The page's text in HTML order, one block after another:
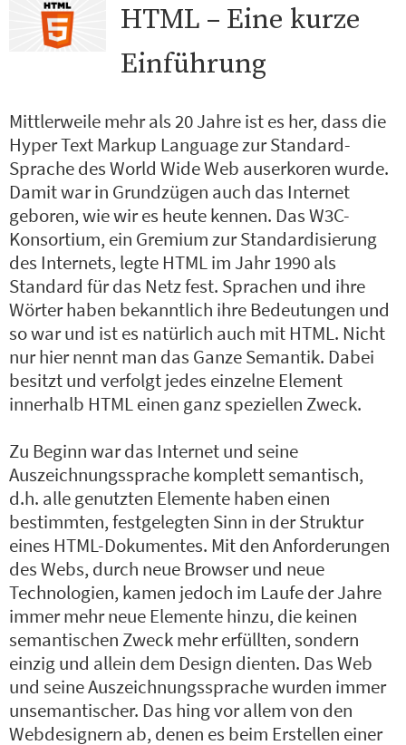
HTML – Eine kurze
Einführung
Mittlerweile mehr als 20 Jahre ist es her, dass die
Hyper Text Markup Language zur Standard-
Sprache des World Wide Web auserkoren wurde.
Damit war in Grundzügen auch das Internet
geboren, wie wir es heute kennen. Das W3C-
Konsortium, ein Gremium zur Standardisierung
des Internets, legte HTML im Jahr 1990 als
Standard für das Netz fest. Sprachen und ihre
Wörter haben bekanntlich ihre Bedeutungen und
so war und ist es natürlich auch mit HTML. Nicht
nur hier nennt man das Ganze Semantik. Dabei
besitzt und verfolgt jedes einzelne Element
innerhalb HTML einen ganz speziellen Zweck.
Zu Beginn war das Internet und seine
Auszeichnungssprache komplett semantisch,
d.h. alle genutzten Elemente haben einen
bestimmten, festgelegten Sinn in der Struktur
eines HTML-Dokumentes. Mit den Anforderungen
des Webs, durch neue Browser und neue
Technologien, kamen jedoch im Laufe der Jahre
immer mehr neue Elemente hinzu, die keinen
semantischen Zweck mehr erfüllten, sondern
einzig und allein dem Design dienten. Das Web
und seine Auszeichnungssprache wurden immer
unsemantischer. Das hing vor allem von den
Webdesignern ab, denen es beim Erstellen einer